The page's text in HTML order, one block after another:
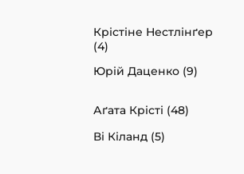
Крістіне Нестлінґер
(4)
Юрій Даценко (9)
Аґата Крісті (48)
Ві Кіланд (5)